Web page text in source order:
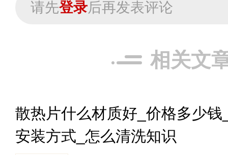
请先登录后再发表评论
相关文
散热片什么材质好_价格多少钱
安装方式_怎么清洗知识